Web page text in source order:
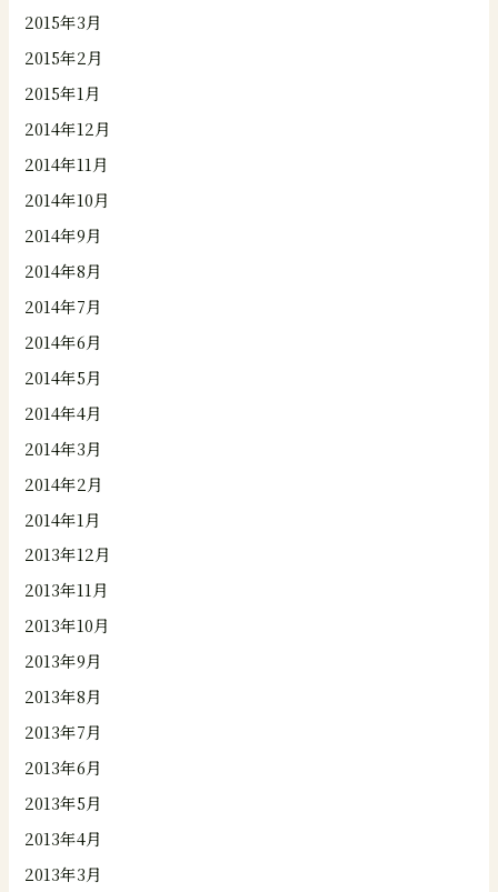
2015年3月
2015年2月
2015年1月
2014年12月
2014年11月
2014年10月
2014年9月
2014年8月
2014年7月
2014年6月
2014年5月
2014年4月
2014年3月
2014年2月
2014年1月
2013年12月
2013年11月
2013年10月
2013年9月
2013年8月
2013年7月
2013年6月
2013年5月
2013年4月
2013年3月